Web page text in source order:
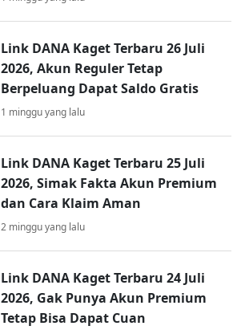
Link DANA Kaget Terbaru 26 Juli
2026, Akun Reguler Tetap
Berpeluang Dapat Saldo Gratis
1 minggu yang lalu
Link DANA Kaget Terbaru 25 Juli
2026, Simak Fakta Akun Premium
dan Cara Klaim Aman
2 minggu yang lalu
Link DANA Kaget Terbaru 24 Juli
2026, Gak Punya Akun Premium
Tetap Bisa Dapat Cuan